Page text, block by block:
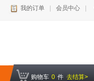
我的订单 会员中心
购物车 0 件 去结算>